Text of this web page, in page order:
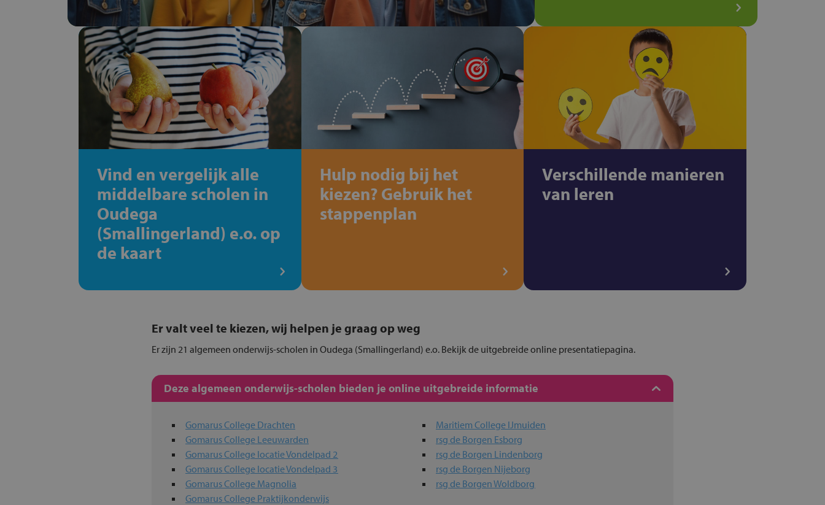
Vind en vergelijk alle
middelbare scholen in
Oudega
(Smallingerland) e.o. op
de kaart
Hulp nodig bij het
kiezen? Gebruik het
stappenplan
Verschillende manieren
van leren
Er valt veel te kiezen, wij helpen je graag op weg
Er zijn 21 algemeen onderwijs-scholen in Oudega (Smallingerland) e.o. Bekijk de uitgebreide online presentatiepagina.
Deze algemeen onderwijs-scholen bieden je online uitgebreide informatie
Gomarus College Drachten
Gomarus College Leeuwarden
Gomarus College locatie Vondelpad 2
Gomarus College locatie Vondelpad 3
Gomarus College Magnolia
Gomarus College Praktijkonderwijs
Maritiem College IJmuiden
rsg de Borgen Esborg
rsg de Borgen Lindenborg
rsg de Borgen Nijeborg
rsg de Borgen Woldborg